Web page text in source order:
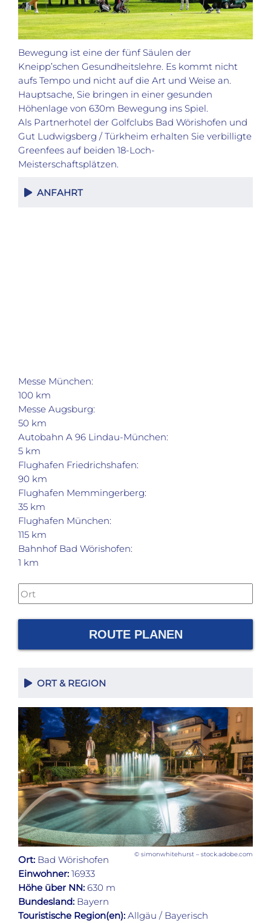
Bewegung ist eine der fünf Säulen der
Kneipp’schen Gesundheitslehre. Es kommt nicht
aufs Tempo und nicht auf die Art und Weise an.
Hauptsache, Sie bringen in einer gesunden
Höhenlage von 630m Bewegung ins Spiel.
Als Partnerhotel der Golfclubs Bad Wörishofen und
Gut Ludwigsberg / Türkheim erhalten Sie verbilligte
Greenfees auf beiden 18-Loch-
Meisterschaftsplätzen.
ANFAHRT
Messe München:
100 km
Messe Augsburg:
50 km
Autobahn A 96 Lindau-München:
5 km
Flughafen Friedrichshafen:
90 km
Flughafen Memmingerberg:
35 km
Flughafen München:
115 km
Bahnhof Bad Wörishofen:
1 km
ROUTE PLANEN
ORT & REGION
© simonwhitehurst – stock.adobe.com
Ort: Bad Wörishofen
Einwohner: 16933
Höhe über NN: 630 m
Bundesland: Bayern
Touristische Region(en): Allgäu / Bayerisch